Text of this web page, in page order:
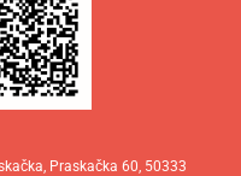
Praskačka 60, 50333